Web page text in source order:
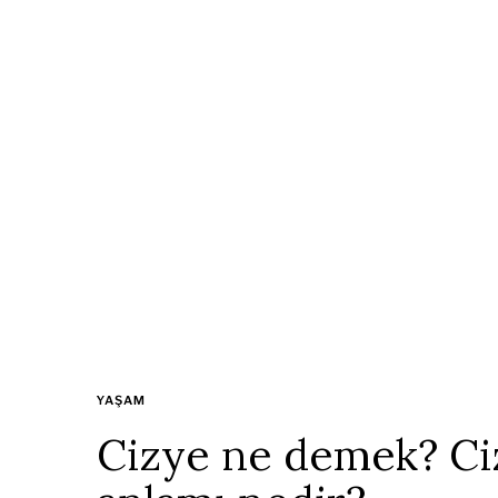
YAŞAM
Cizye ne demek?